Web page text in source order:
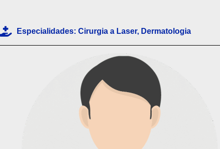
Especialidades: Cirurgia a Laser, Dermatologia